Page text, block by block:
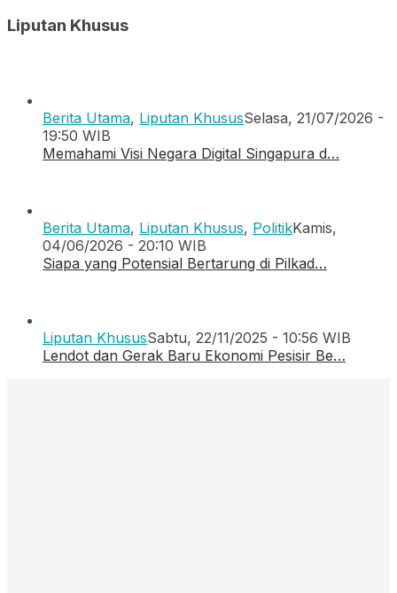
Liputan Khusus
Berita Utama, Liputan KhususSelasa, 21/07/2026 -
19:50 WIB
Memahami Visi Negara Digital Singapura d…
Berita Utama, Liputan Khusus, PolitikKamis,
04/06/2026 - 20:10 WIB
Siapa yang Potensial Bertarung di Pilkad…
Liputan KhususSabtu, 22/11/2025 - 10:56 WIB
Lendot dan Gerak Baru Ekonomi Pesisir Be…